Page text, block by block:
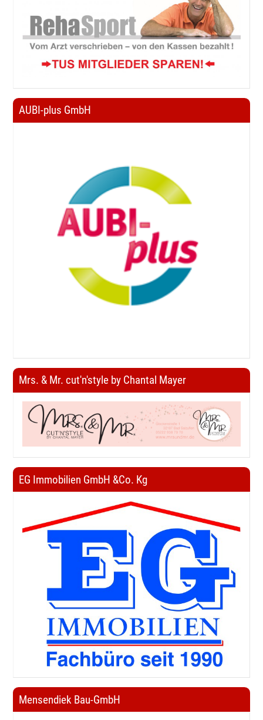
AUBI-plus GmbH
Mrs. & Mr. cut'n'style by Chantal Mayer
EG Immobilien GmbH &Co. Kg
Mensendiek Bau-GmbH